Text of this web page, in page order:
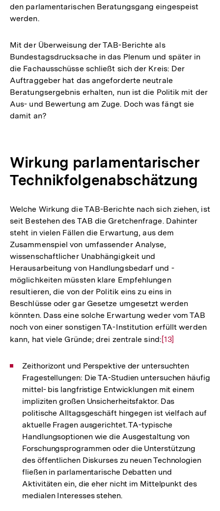
den parlamentarischen Beratungsgang eingespeist
werden.
Mit der Überweisung der TAB-Berichte als
Bundestagsdrucksache in das Plenum und später in
die Fachausschüsse schließt sich der Kreis: Der
Auftraggeber hat das angeforderte neutrale
Beratungsergebnis erhalten, nun ist die Politik mit der
Aus- und Bewertung am Zuge. Doch was fängt sie
damit an?
Wirkung parlamentarischer
Technikfolgenabschätzung
Welche Wirkung die TAB-Berichte nach sich ziehen, ist
seit Bestehen des TAB die Gretchenfrage. Dahinter
steht in vielen Fällen die Erwartung, aus dem
Zusammenspiel von umfassender Analyse,
wissenschaftlicher Unabhängigkeit und
Herausarbeitung von Handlungsbedarf und -
möglichkeiten müssten klare Empfehlungen
resultieren, die von der Politik eins zu eins in
Beschlüsse oder gar Gesetze umgesetzt werden
könnten. Dass eine solche Erwartung weder vom TAB
noch von einer sonstigen TA-Institution erfüllt werden
kann, hat viele Gründe; drei zentrale sind:Zur
der
Fußnote
[13]
Zeithorizont und Perspektive der untersuchten
Fragestellungen: Die TA-Studien untersuchen häufig
mittel- bis langfristige Entwicklungen mit einem
impliziten großen Unsicherheitsfaktor. Das
politische Alltagsgeschäft hingegen ist vielfach auf
aktuelle Fragen ausgerichtet. TA-typische
Handlungsoptionen wie die Ausgestaltung von
Forschungsprogrammen oder die Unterstützung
des öffentlichen Diskurses zu neuen Technologien
fließen in parlamentarische Debatten und
Aktivitäten ein, die eher nicht im Mittelpunkt des
medialen Interesses stehen.